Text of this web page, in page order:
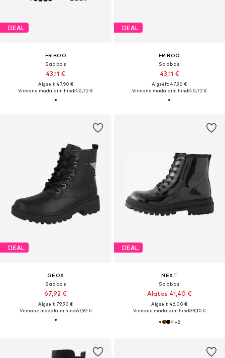
DEAL
FRIBOO
Saabas
43,11 €
Algselt: 47,90 €
Viimane madalaim hind:40,72 €
DEAL
FRIBOO
Saabas
43,11 €
Algselt: 47,90 €
Viimane madalaim hind:40,72 €
DEAL
GEOX
Saabas
67,92 €
Algselt: 79,90 €
Viimane madalaim hind:67,92 €
DEAL
NEXT
Saabas
Alates 41,40 €
Algselt: 46,00 €
Viimane madalaim hind:39,10 €
+2